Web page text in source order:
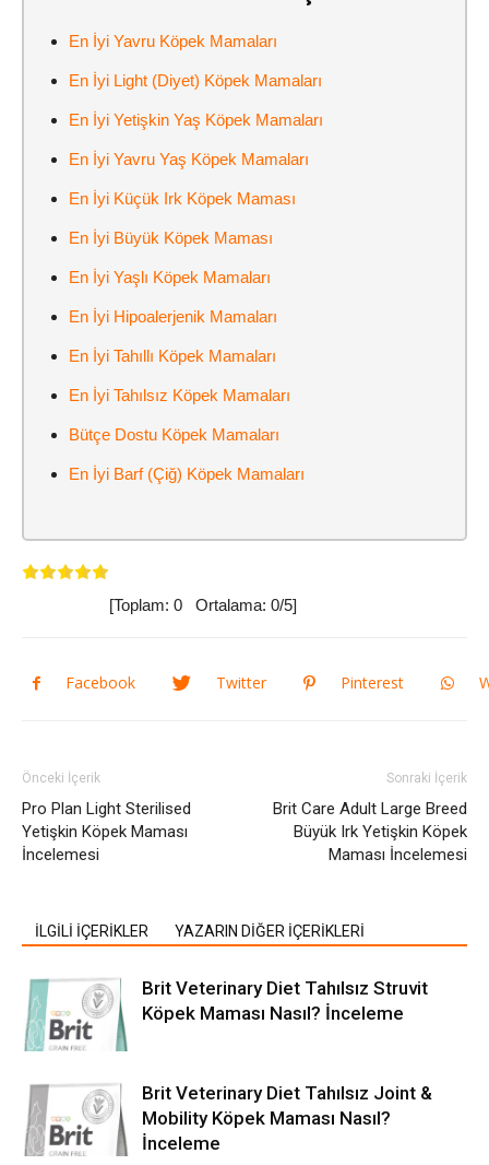
En İyi Yavru Köpek Mamaları
En İyi Light (Diyet) Köpek Mamaları
En İyi Yetişkin Yaş Köpek Mamaları
En İyi Yavru Yaş Köpek Mamaları
En İyi Küçük Irk Köpek Maması
En İyi Büyük Köpek Maması
En İyi Yaşlı Köpek Mamaları
En İyi Hipoalerjenik Mamaları
En İyi Tahıllı Köpek Mamaları
En İyi Tahılsız Köpek Mamaları
Bütçe Dostu Köpek Mamaları
En İyi Barf (Çiğ) Köpek Mamaları
[Toplam: 0 Ortalama: 0/5]
Facebook Twitter Pinterest
Önceki İçerik
Pro Plan Light Sterilised
Yetişkin Köpek Maması
İncelemesi
Sonraki İçerik
Brit Care Adult Large Breed
Büyük Irk Yetişkin Köpek
Maması İncelemesi
İLGİLİ İÇERİKLER YAZARIN DİĞER İÇERİKLERİ
Brit Veterinary Diet Tahılsız Struvit
Köpek Maması Nasıl? İnceleme
Brit Veterinary Diet Tahılsız Joint &
Mobility Köpek Maması Nasıl?
İnceleme